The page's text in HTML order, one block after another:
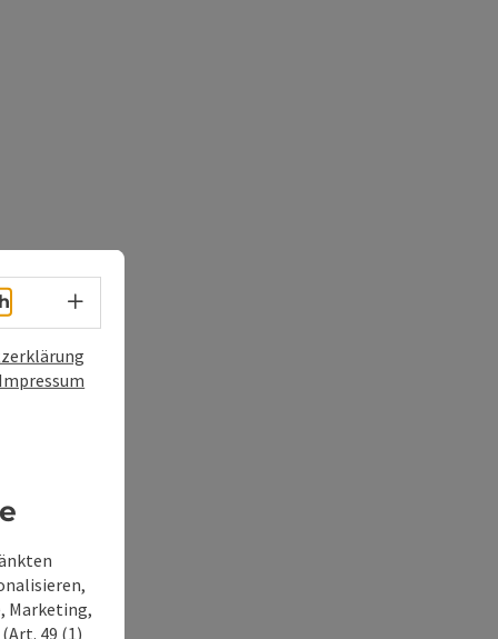
Sprachwahl - Menü öffnen
Impressum
Marketing,
49 (1)